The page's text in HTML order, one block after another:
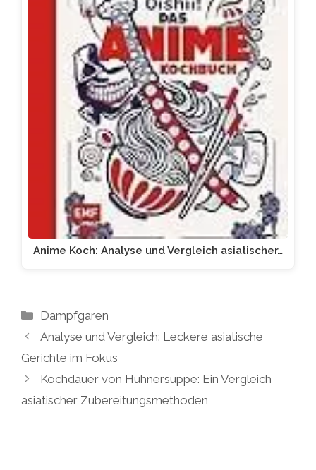
Anime Koch: Analyse und Vergleich asiatischer…
Kategorien
Dampfgaren
Analyse und Vergleich: Leckere asiatische
Gerichte im Fokus
Kochdauer von Hühnersuppe: Ein Vergleich
asiatischer Zubereitungsmethoden